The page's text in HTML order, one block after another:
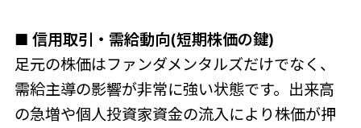
■ 信用取引・需給動向(短期株価の鍵)
足元の株価はファンダメンタルズだけでなく、
需給主導の影響が非常に強い状態です。出来高
の急増や個人投資家資金の流入により株価が押